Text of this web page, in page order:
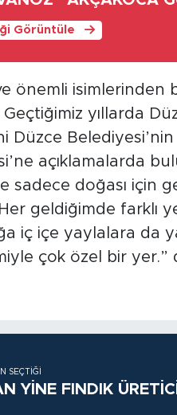
Görüntüle
önemli isimlerinden
yıllarda
Düzce
açıklamalarda
sadece doğası için
geldiğimde farklı
iç içe yaylalara da
çok özel bir yer.”
SEÇTIĞI
YİNE FINDIK